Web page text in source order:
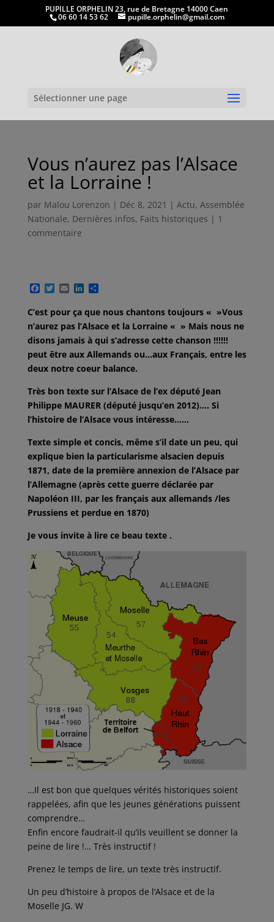
PUPILLE ORPHELIN 23, rue de Bretagne 14000 Caen
06 60 14 53 62 pupille.orphelin@gmail.com
Sélectionner une page
Vous n’aurez pas l’Alsace
et la Lorraine !
par Malou Lorenzon | Déc 8, 2021 | Actu, Assemblée
Nationale, Dernières infos, Faits historiques | 1
commentaire
F
c
e
b
o
o
k
T
i
t
t
e
r
E
a
l
L
n
k
e
d
I
n
P
r
t
a
g
e
r
C’est pour ça que nous chantons toujours « »Vous
n’aurez pas l’Alsace et la Lorraine « » Mais nous ne
disons jamais à qui s’adresse cette chanson !!!!!!
peut être aux Allemands ou…aux Français, entre les
deux notre coeur balance.
Très bon texte sur l’Alsace de l’ex député Jean
Philippe MAURER (député jusqu’en 2012)…. Si
l’histoire de l’Alsace vous intéresse……
Texte simple et concis, même s’il date un peu, qui
explique bien la particularisme alsacien depuis
1871, date de la première annexion de l’Alsace par
l’Allemagne (après cette guerre déclarée par
Napoléon III, par les français aux allemands /les
Prussiens et perdue en 1870)
Je vous invite à lire ce beau texte .
…Il est bon que quelques vérités historiques soient
rappelées, afin que les jeunes générations puissent
comprendre…
Enfin encore faudrait-il qu’ils veuillent se donner la
peine de lire !… Très instructif !
Prenez le temps de lire, un texte très instructif.
Un peu d’histoire à propos de l’Alsace et de la
Moselle JG. W